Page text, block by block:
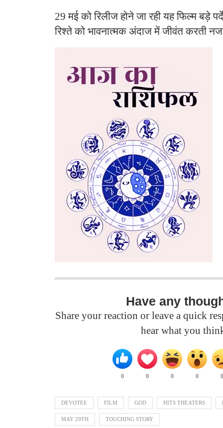
29 मई को रिलीज होने जा रही यह फिल्म बड़े
रिश्ते को भावनात्मक अंदाज में जीवंत करती
Have any
Share your reaction or leave a quick
hear what you
0 0 0 0
DEVOTEE FILM GOD HITS THEATERS
MAY 29TH TOUCHING STORY